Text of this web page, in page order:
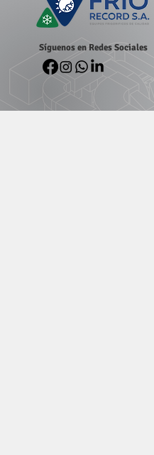
Síguenos en Redes Sociales